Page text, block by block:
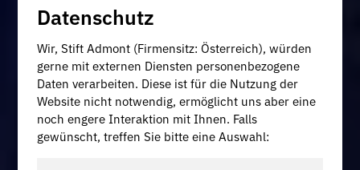
Datenschutz
Wir, Stift Admont (Firmensitz: Österreich), würden
gerne mit externen Diensten personenbezogene
Daten verarbeiten. Diese ist für die Nutzung der
Website nicht notwendig, ermöglicht uns aber eine
noch engere Interaktion mit Ihnen. Falls
gewünscht, treffen Sie bitte eine Auswahl: